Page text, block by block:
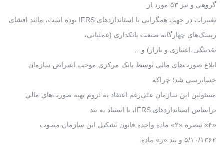
گروهی و نیز ۵۳ مورد از
تغییرات در جهت همگرایی با استانداردهای IFRS بوده است، مانند افشای
ریسک‌های چهارگانه صنعت بانکداری (عملیاتی،
نقدینگی،اعتباری و بازار) و…
ابلاغ صورت‌های مالی توسط بانک مرکزی موجب اعتراض سازمان
حسابرسی شد؛ چراکه
مسئولین این سازمان علی‌رغم اعتقاد به لزوم تهیه صورت‌های مالی
براساس استانداردهای IFRS، با استناد به بند
«۴» تبصره «۲» ماده واحده قانون تشکیل این سازمان مصوب
۵/۱۰/۱۳۶۲ و بند «ز» ماده